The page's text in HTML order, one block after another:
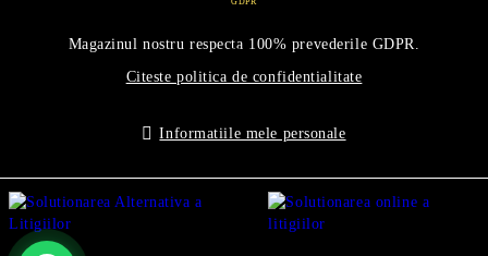
Magazinul nostru respecta 100% prevederile GDPR.
Citeste politica de confidentialitate
Informatiile mele personale